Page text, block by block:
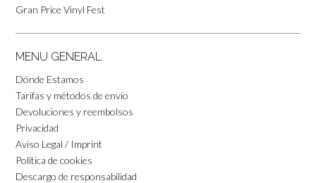
Gran Price Vinyl Fest
MENU GENERAL
Dónde Estamos
Tarifas y métodos de envío
Devoluciones y reembolsos
Privacidad
Aviso Legal / Imprint
Política de cookies
Descargo de responsabilidad